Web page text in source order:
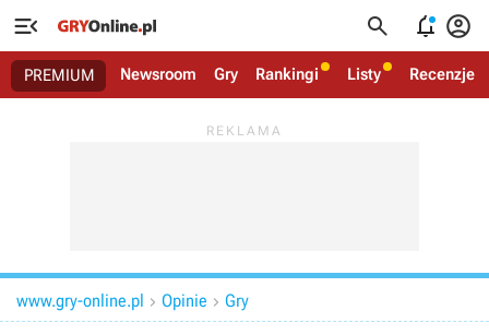
   
PREMIUM Newsroom Gry Rankingi Listy Recenzje
www.gry-online.pl  Opinie  Gry